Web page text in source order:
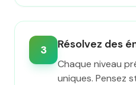
3 Résolvez des
Chaque niveau
uniques. Pensez